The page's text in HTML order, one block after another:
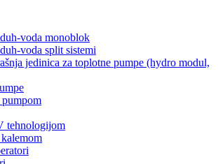
voda monoblok
voda split sistemi
jedinica za toplotne pumpe (hydro modul,
tehnologijom